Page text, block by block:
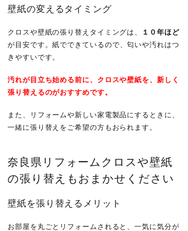
壁紙の変えるタイミング
クロスや壁紙の張り替えタイミングは、
１０年ほど
が目安です。紙でできているので、匂いや汚れはつ
きやすいです。
汚れが目立ち始める前に、クロスや壁紙を、新しく
張り替えるのがおすすめです。
また、リフォームや新しい家電製品にするときに、
一緒に張り替えをご希望の方もおられます。
奈良県リフォームクロスや壁紙
の張り替えもおまかせください
壁紙を張り替えるメリット
お部屋を丸ごとリフォームされると、一気に気分が